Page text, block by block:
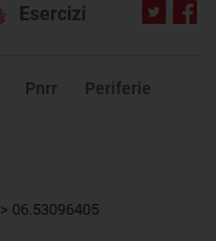
Esercizi
Pnrr Periferie
> 06.53096405